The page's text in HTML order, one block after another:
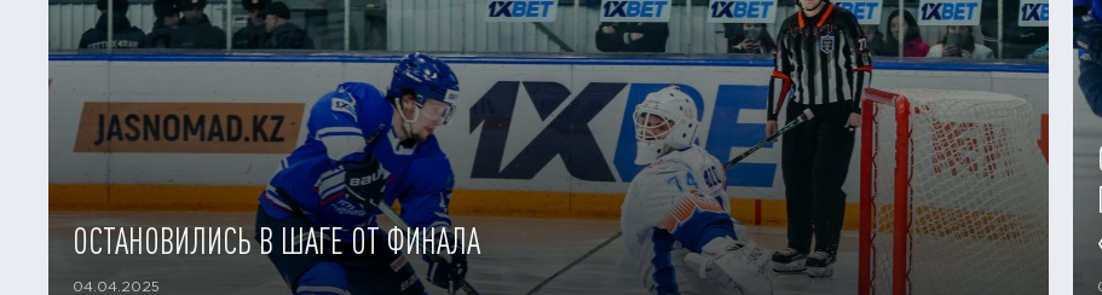
ОСТАНОВИЛИСЬ В ШАГЕ ОТ ФИНАЛА
04.04.2025